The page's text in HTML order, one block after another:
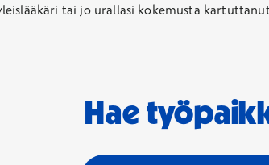
tai jo urallasi kokemusta
Hae